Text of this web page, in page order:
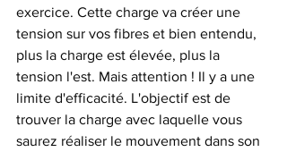
exercice. Cette charge va créer une
tension sur vos fibres et bien entendu,
plus la charge est élevée, plus la
tension l'est. Mais attention ! Il y a une
limite d'efficacité. L'objectif est de
trouver la charge avec laquelle vous
saurez réaliser le mouvement dans son